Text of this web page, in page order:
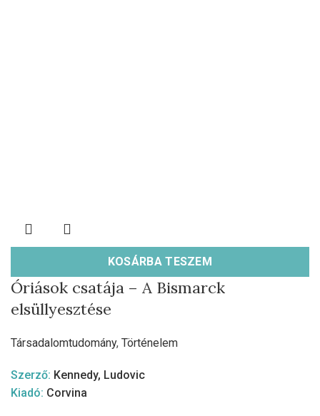
KOSÁRBA TESZEM
Óriások csatája – A Bismarck
elsüllyesztése
Társadalomtudomány, Történelem
Szerző: Kennedy, Ludovic
Kiadó: Corvina